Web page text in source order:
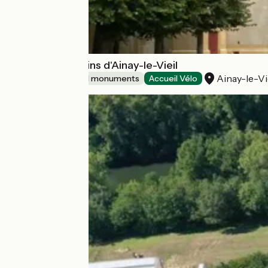
Château et jardins d'Ainay-le-Vieil
Sites and historical monuments Accueil Vélo Ainay-le-